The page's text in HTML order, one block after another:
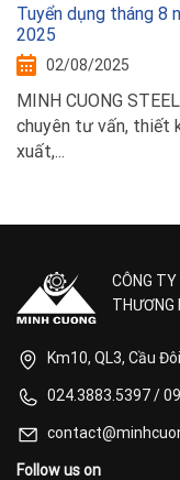
Tuyển dụng tháng 8
2025
02/08/2025
MINH CUONG STEEL
chuyên tư vấn, thiết
xuất,...
CÔNG TY
THƯƠNG
Km10, QL3, Cầu
024.3883.5397/
Follow us on